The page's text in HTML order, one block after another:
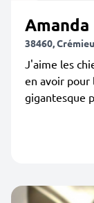
Amanda
38460, Crémieu
J'aime les
en avoir pour
gigantesque